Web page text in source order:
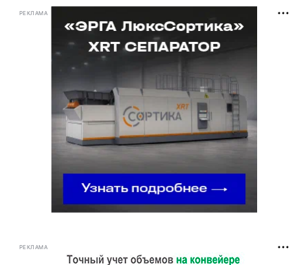
РЕКЛАМА
РЕКЛАМА